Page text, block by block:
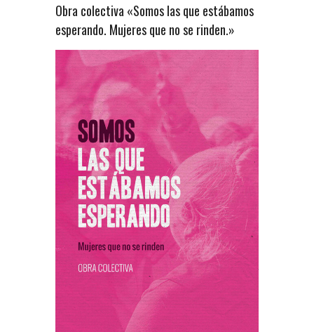
Obra colectiva «Somos las que estábamos
esperando. Mujeres que no se rinden.»